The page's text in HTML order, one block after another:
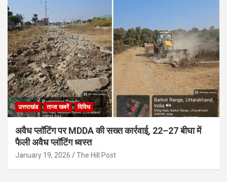
उत्तराखंड ताजा खबरें विविध
अवैध प्लॉटिंग पर MDDA की सख्त कार्रवाई, 22–27 बीघा में
फैली अवैध प्लॉटिंग ध्वस्त
January 19, 2026 The Hill Post